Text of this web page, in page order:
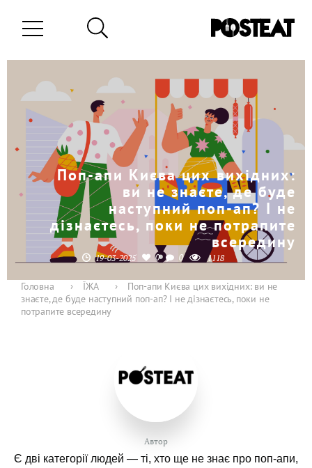
Поп-апи Києва цих вихідних:
ви не знаєте, де буде
наступний поп-ап? І не
дізнаєтесь, поки не потрапите
всередину
19-03-2025 0 0 1118
Головна › ЇЖА ›
Поп-апи Києва цих вихідних: ви не
знаєте, де буде наступний поп-ап? І не дізнаєтесь, поки не
потрапите всередину
Автор
Є дві категорії людей — ті, хто ще не знає про поп-апи,